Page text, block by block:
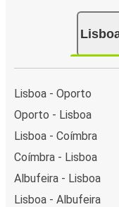
Lisboa - Oporto
Oporto - Lisboa
Lisboa - Coímbra
Coímbra - Lisboa
Albufeira - Lisboa
Lisboa - Albufeira